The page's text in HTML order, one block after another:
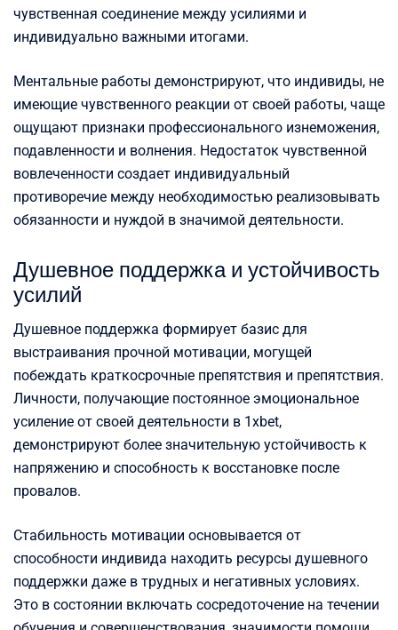
чувственная соединение между усилиями и
индивидуально важными итогами.
Ментальные работы демонстрируют, что индивиды, не
имеющие чувственного реакции от своей работы, чаще
ощущают признаки профессионального изнеможения,
подавленности и волнения. Недостаток чувственной
вовлеченности создает индивидуальный
противоречие между необходимостью реализовывать
обязанности и нуждой в значимой деятельности.
Душевное поддержка и устойчивость
усилий
Душевное поддержка формирует базис для
выстраивания прочной мотивации, могущей
побеждать краткосрочные препятствия и препятствия.
Личности, получающие постоянное эмоциональное
усиление от своей деятельности в 1xbet,
демонстрируют более значительную устойчивость к
напряжению и способность к восстановке после
провалов.
Стабильность мотивации основывается от
способности индивида находить ресурсы душевного
поддержки даже в трудных и негативных условиях.
Это в состоянии включать сосредоточение на течении